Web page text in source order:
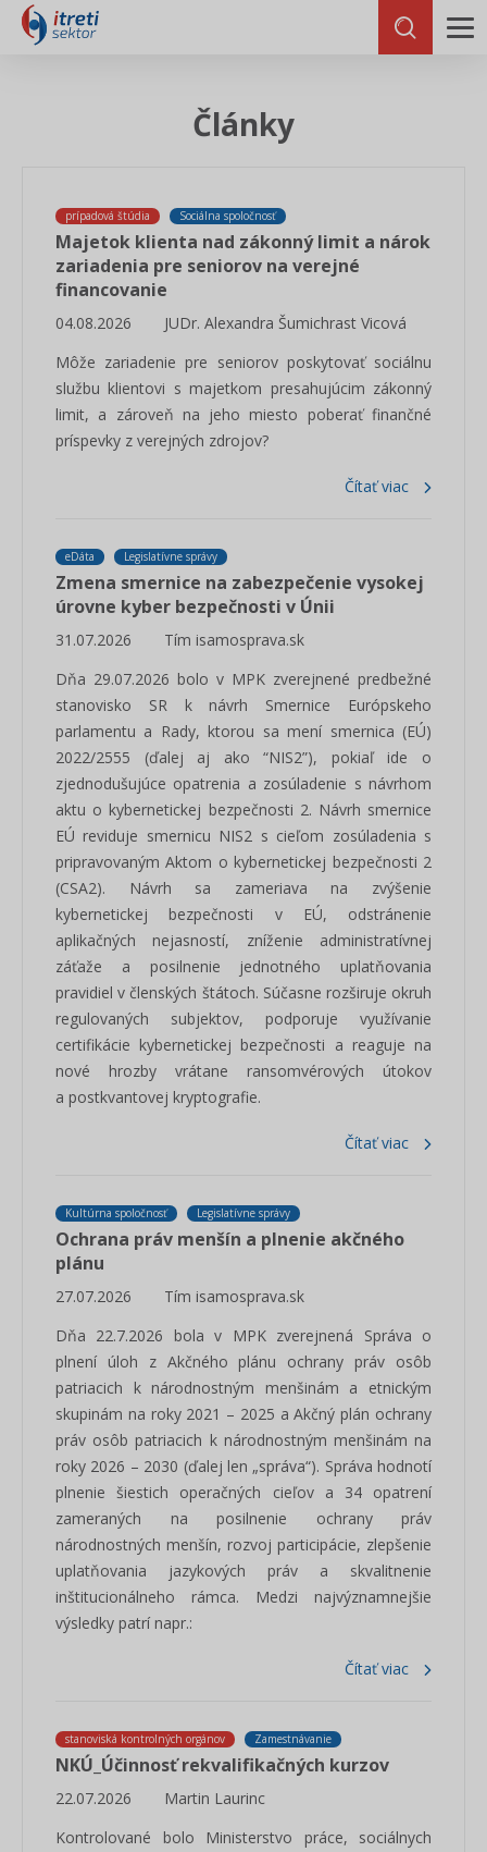
Články
prípadová štúdia Sociálna spoločnosť
Majetok klienta nad zákonný limit a nárok
zariadenia pre seniorov na verejné
financovanie
04.08.2026
JUDr. Alexandra Šumichrast Vicová
Môže zariadenie pre seniorov poskytovať sociálnu
službu klientovi s majetkom presahujúcim zákonný
limit, a zároveň na jeho miesto poberať finančné
príspevky z verejných zdrojov?
Čítať viac
eDáta Legislatívne správy
Zmena smernice na zabezpečenie vysokej
úrovne kyber bezpečnosti v Únii
31.07.2026
Tím isamosprava.sk
Dňa 29.07.2026 bolo v MPK zverejnené predbežné
stanovisko SR k návrh Smernice Európskeho
parlamentu a Rady, ktorou sa mení smernica (EÚ)
2022/2555 (ďalej aj ako “NIS2”), pokiaľ ide o
zjednodušujúce opatrenia a zosúladenie s návrhom
aktu o kybernetickej bezpečnosti 2. Návrh smernice
EÚ reviduje smernicu NIS2 s cieľom zosúladenia s
pripravovaným Aktom o kybernetickej bezpečnosti 2
(CSA2). Návrh sa zameriava na zvýšenie
kybernetickej bezpečnosti v EÚ, odstránenie
aplikačných nejasností, zníženie administratívnej
záťaže a posilnenie jednotného uplatňovania
pravidiel v členských štátoch. Súčasne rozširuje okruh
regulovaných subjektov, podporuje využívanie
certifikácie kybernetickej bezpečnosti a reaguje na
nové hrozby vrátane ransomvérových útokov
a postkvantovej kryptografie.
Čítať viac
Kultúrna spoločnosť Legislatívne správy
Ochrana práv menšín a plnenie akčného
plánu
27.07.2026
Tím isamosprava.sk
Dňa 22.7.2026 bola v MPK zverejnená Správa o
plnení úloh z Akčného plánu ochrany práv osôb
patriacich k národnostným menšinám a etnickým
skupinám na roky 2021 – 2025 a Akčný plán ochrany
práv osôb patriacich k národnostným menšinám na
roky 2026 – 2030 (ďalej len „správa“). Správa hodnotí
plnenie šiestich operačných cieľov a 34 opatrení
zameraných na posilnenie ochrany práv
národnostných menšín, rozvoj participácie, zlepšenie
uplatňovania jazykových práv a skvalitnenie
inštitucionálneho rámca. Medzi najvýznamnejšie
výsledky patrí napr.:
Čítať viac
stanoviská kontrolných orgánov Zamestnávanie
NKÚ_Účinnosť rekvalifikačných kurzov
22.07.2026
Martin Laurinc
Kontrolované bolo Ministerstvo práce, sociálnych